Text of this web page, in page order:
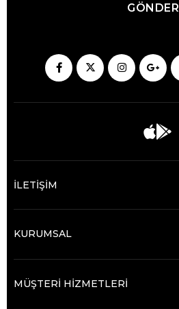
GÖNDER
İLETİŞİM
KURUMSAL
MÜŞTERİ HİZMETLERİ